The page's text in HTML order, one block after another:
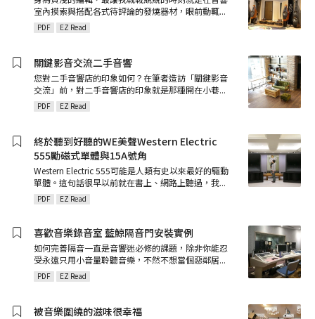
室內摸索與搭配各式待評論的發燒器材，眼前動輒...
PDF EZ Read
關鍵影音交流二手音響
您對二手音響店的印象如何？在筆者造訪「關鍵影音
交流」前，對二手音響店的印象就是那種開在小巷...
PDF EZ Read
終於聽到好聽的WE美聲Western Electric
555勵磁式單體與15A號角
Western Electric 555可能是人類有史以來最好的驅動
單體。這句話很早以前就在書上、網路上聽過，我...
PDF EZ Read
喜歡音樂錄音室 藍鯨隔音門安裝實例
如何完善隔音一直是音響迷必修的課題，除非你能忍
受永遠只用小音量聆聽音樂，不然不想當個惡鄰居...
PDF EZ Read
被音樂圍繞的滋味很幸福